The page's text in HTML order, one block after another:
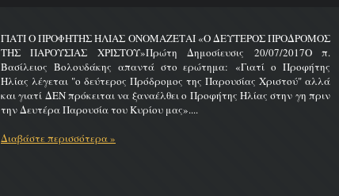
ΓΙΑΤΙ Ο ΠΡΟΦΗΤΗΣ ΗΛΙΑΣ ΟΝΟΜΑΖΕΤΑΙ «Ο ΔΕΥΤΕΡΟΣ ΠΡΟΔΡΟΜΟΣ
ΤΗΣ ΠΑΡΟΥΣΙΑΣ ΧΡΙΣΤΟΥ»Πρώτη Δημοσίευσις 20/07/2017Ο π.
Βασίλειος Βολουδάκης απαντά στο ερώτημα: «Γιατί ο Προφήτης
Ηλίας λέγεται "ο δεύτερος Πρόδρομος της Παρουσίας Χριστού" αλλά
και γιατί ΔΕΝ πρόκειται να ξαναέλθει ο Προφήτης Ηλίας στην γη πριν
την Δευτέρα Παρουσία του Κυρίου μας»....
Διαβάστε περισσότερα »